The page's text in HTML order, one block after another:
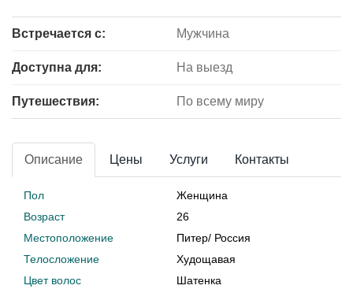
Встречается с: Мужчина
Доступна для: На выезд
Путешествия: По всему миру
Описание Цены Услуги Контакты
Пол
Женщина
Возраст
26
Местоположение
Питер/ Россия
Телосложение
Худощавая
Цвет волос
Шатенка